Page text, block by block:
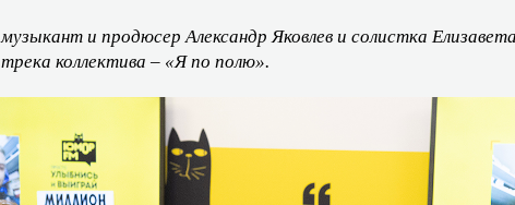
и продюсер Александр Яковлев и солистка
коллектива – «Я по полю».